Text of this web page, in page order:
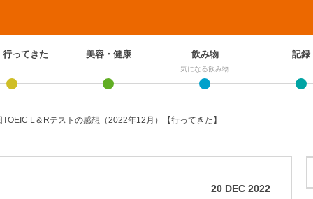
行ってきた 美容・健康 飲み物
気になる飲み物
記録
L＆Rテストの感想（2022年12月）【行ってきた】
20 DEC 2022